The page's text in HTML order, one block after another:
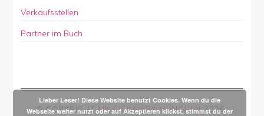
Verkaufsstellen
Partner im Buch
© COPYRIGHTMY CITY BABY MÜNCHEN 2026.
Lieber Leser! Diese Website benutzt Cookies. Wenn du die
Webseite weiter nutzt oder auf Akzeptieren klickst, stimmst du der